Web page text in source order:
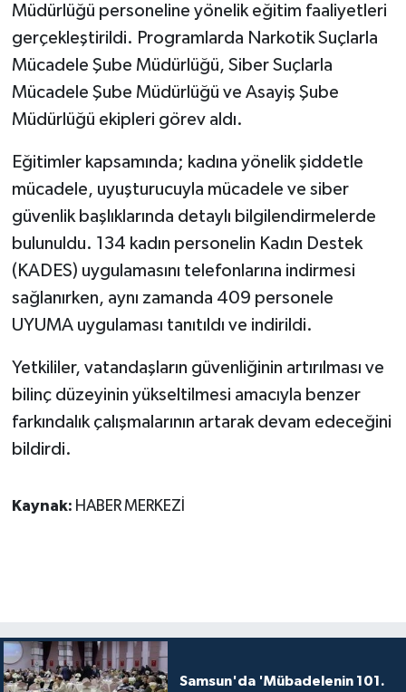
Müdürlüğü personeline yönelik eğitim faaliyetleri
gerçekleştirildi. Programlarda Narkotik Suçlarla
Mücadele Şube Müdürlüğü, Siber Suçlarla
Mücadele Şube Müdürlüğü ve Asayiş Şube
Müdürlüğü ekipleri görev aldı.
Eğitimler kapsamında; kadına yönelik şiddetle
mücadele, uyuşturucuyla mücadele ve siber
güvenlik başlıklarında detaylı bilgilendirmelerde
bulunuldu. 134 kadın personelin Kadın Destek
(KADES) uygulamasını telefonlarına indirmesi
sağlanırken, aynı zamanda 409 personele
UYUMA uygulaması tanıtıldı ve indirildi.
Yetkililer, vatandaşların güvenliğinin artırılması ve
bilinç düzeyinin yükseltilmesi amacıyla benzer
farkındalık çalışmalarının artarak devam edeceğini
bildirdi.
Kaynak: HABER MERKEZİ
Samsun'da 'Mübadelenin 101.